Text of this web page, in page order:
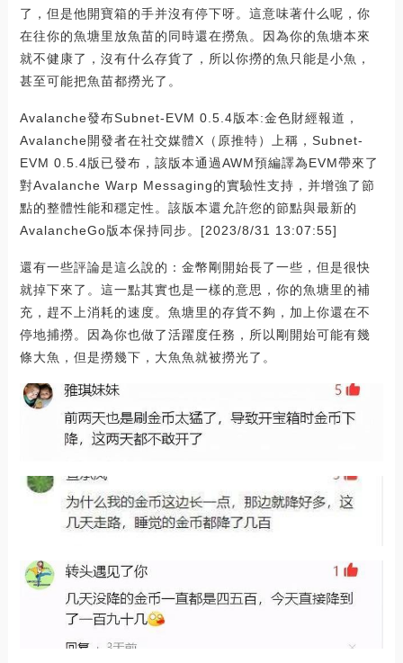
了，但是他開寶箱的手并沒有停下呀。這意味著什么呢，你
在往你的魚塘里放魚苗的同時還在撈魚。因為你的魚塘本來
就不健康了，沒有什么存貨了，所以你撈的魚只能是小魚，
甚至可能把魚苗都撈光了。
Avalanche發布Subnet-EVM 0.5.4版本:金色財經報道，
Avalanche開發者在社交媒體X（原推特）上稱，Subnet-
EVM 0.5.4版已發布，該版本通過AWM預編譯為EVM帶來了
對Avalanche Warp Messaging的實驗性支持，并增強了節
點的整體性能和穩定性。該版本還允許您的節點與最新的
AvalancheGo版本保持同步。[2023/8/31 13:07:55]
還有一些評論是這么說的：金幣剛開始長了一些，但是很快
就掉下來了。這一點其實也是一樣的意思，你的魚塘里的補
充，趕不上消耗的速度。魚塘里的存貨不夠，加上你還在不
停地捕撈。因為你也做了活躍度任務，所以剛開始可能有幾
條大魚，但是撈幾下，大魚魚就被撈光了。